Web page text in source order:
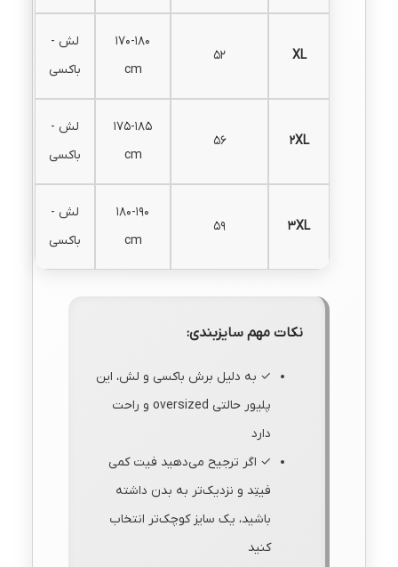
XL
52
170-180
cm
لش -
باکسی
2XL
56
175-185
cm
لش -
باکسی
3XL
59
180-190
cm
لش -
باکسی
نکات مهم سایزبندی:
✓ به دلیل برش باکسی و لش، این
پلیور حالتی oversized و راحت
دارد
✓ اگر ترجیح می‌دهید فیت کمی
فیتِد و نزدیک‌تر به بدن داشته
باشید، یک سایز کوچک‌تر انتخاب
کنید